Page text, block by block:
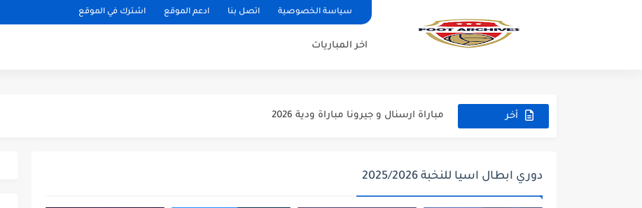
سياسة الخصوصية اتصل بنا ادعم الموقع اشترك في الموقع
اخر المباريات
أخر
دوري ابطال اسيا للنخبة 2025/2026